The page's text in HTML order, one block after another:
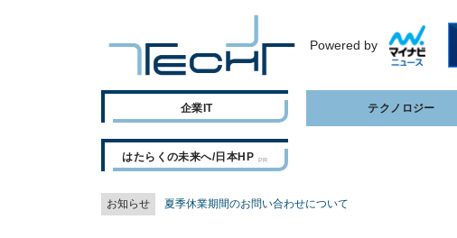
Powered by
企業IT テクノロジー
はたらくの未来へ/日本HP
お知らせ 夏季休業期間のお問い合わせについて